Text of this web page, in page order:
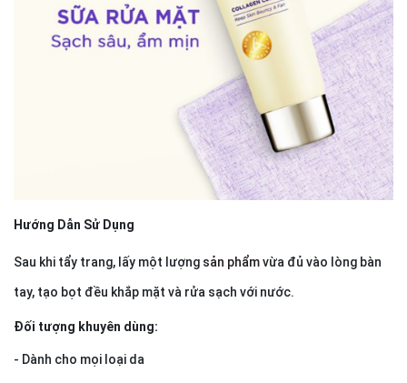
Hướng Dẫn Sử Dụng
Sau khi tẩy trang, lấy một lượng sản phẩmvừa đủ vào lòng bàn
tay, tạo bọt đều khắp mặt và rửa sạch với nước.
Đối tượng khuyên dùng:
- Dành cho mọi loại da